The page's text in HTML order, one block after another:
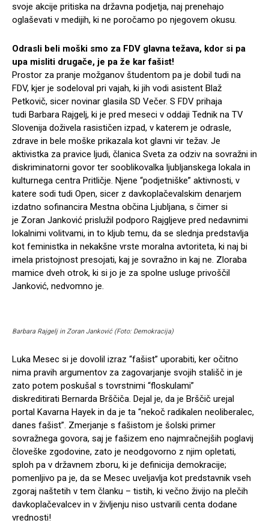
svoje akcije pritiska na državna podjetja, naj prenehajo
oglaševati v medijih, ki ne poročamo po njegovem okusu.
Odrasli beli moški smo za FDV glavna težava, kdor si pa
upa misliti drugače, je pa že kar fašist!
Prostor za pranje možganov študentom pa je dobil tudi na
FDV, kjer je sodeloval pri vajah, ki jih vodi asistent Blaž
Petkovič, sicer novinar glasila SD Večer. S FDV prihaja
tudi Barbara Rajgelj, ki je pred meseci v oddaji Tednik na TV
Slovenija doživela rasističen izpad, v katerem je odrasle,
zdrave in bele moške prikazala kot glavni vir težav. Je
aktivistka za pravice ljudi, članica Sveta za odziv na sovražni in
diskriminatorni govor ter sooblikovalka ljubljanskega lokala in
kulturnega centra Pritličje. Njene “podjetniške” aktivnosti, v
katere sodi tudi Open, sicer z davkoplačevalskim denarjem
izdatno sofinancira Mestna občina Ljubljana, s čimer si
je Zoran Janković prislužil podporo Rajgljeve pred nedavnimi
lokalnimi volitvami, in to kljub temu, da se slednja predstavlja
kot feministka in nekakšne vrste moralna avtoriteta, ki naj bi
imela pristojnost presojati, kaj je sovražno in kaj ne. Zloraba
mamice dveh otrok, ki si jo je za spolne usluge privoščil
Janković, nedvomno je.
Barbara Rajgelj in Zoran Janković (Foto: Demokracija)
Luka Mesec si je dovolil izraz “fašist” uporabiti, ker očitno
nima pravih argumentov za zagovarjanje svojih stališč in je
zato potem poskušal s tovrstnimi “floskulami”
diskreditirati Bernarda Brščiča. Dejal je, da je Brščič urejal
portal Kavarna Hayek in da je ta “nekoč radikalen neoliberalec,
danes fašist”. Zmerjanje s fašistom je šolski primer
sovražnega govora, saj je fašizem eno najmračnejših poglavij
človeške zgodovine, zato je neodgovorno z njim opletati,
sploh pa v državnem zboru, ki je definicija demokracije;
pomenljivo pa je, da se Mesec uveljavlja kot predstavnik vseh
zgoraj naštetih v tem članku – tistih, ki večno živijo na plečih
davkoplačevalcev in v življenju niso ustvarili centa dodane
vrednosti!